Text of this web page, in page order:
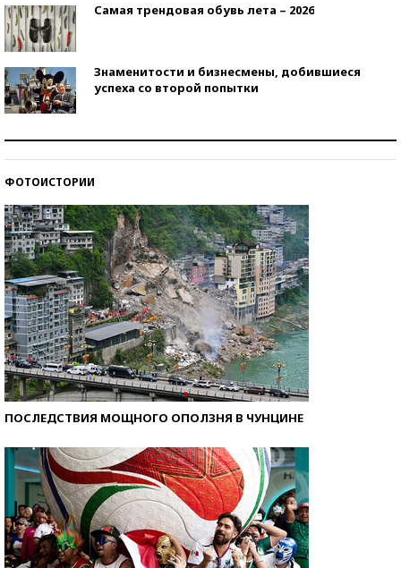
Самая трендовая обувь лета – 2026
Знаменитости и бизнесмены, добившиеся
успеха со второй попытки
ФОТОИСТОРИИ
ПОСЛЕДСТВИЯ МОЩНОГО ОПОЛЗНЯ В ЧУНЦИНЕ